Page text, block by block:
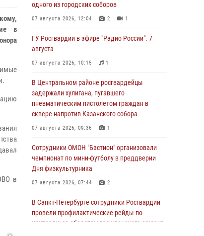
в
в
одного из городских соборов
07 августа 2026, 12:04 2 1
ГУ Росгвардии в эфире "Радио России". 7
августа
07 августа 2026, 10:15 1
В Центральном районе росгвардейцы
задержали хулигана, пугавшего
пневматическим пистолетом граждан в
сквере напротив Казанского собора
07 августа 2026, 09:36 1
Сотрудники ОМОН "Бастион" организовали
чемпионат по мини-футболу в преддверии
Дня физкультурника
07 августа 2026, 07:44 2
В Санкт-Петербурге сотрудники Росгвардии
провели профилактические рейды по
контролю за оборотом гражданского оружия